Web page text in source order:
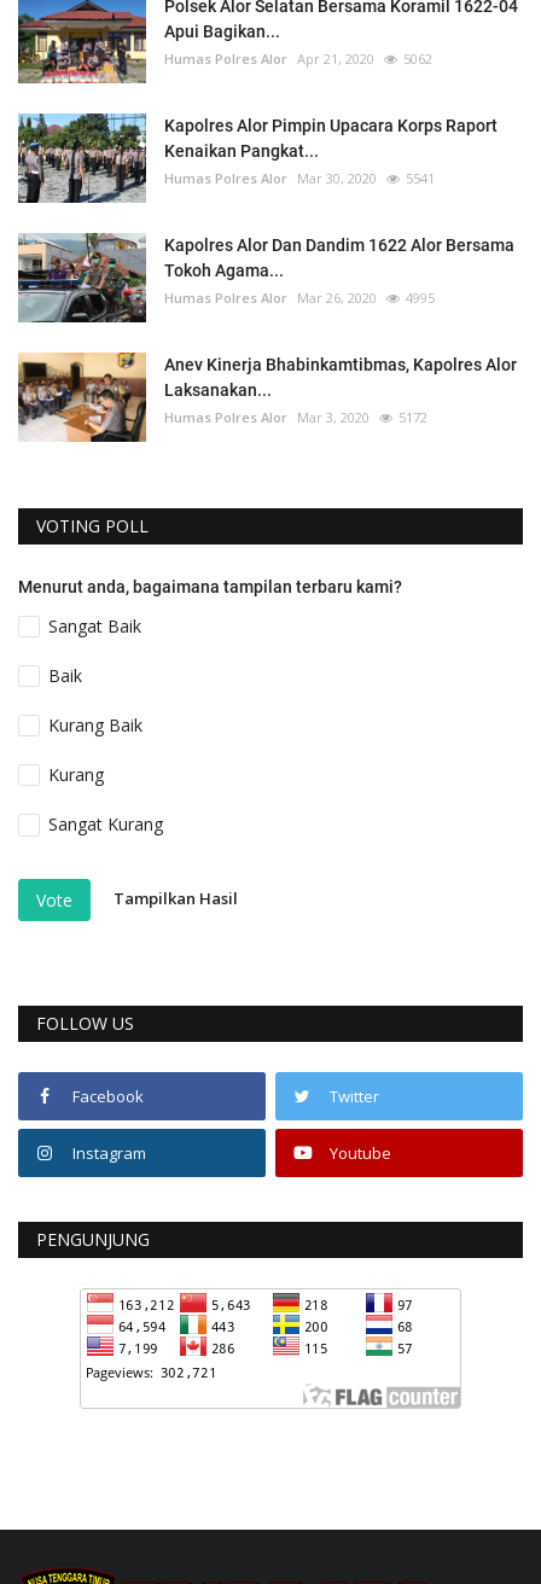
Polsek Alor Selatan Bersama Koramil 1622-04
Apui Bagikan...
Humas Polres Alor Apr 21, 2020 5062
Kapolres Alor Pimpin Upacara Korps Raport
Kenaikan Pangkat...
Humas Polres Alor Mar 30, 2020 5541
Kapolres Alor Dan Dandim 1622 Alor Bersama
Tokoh Agama...
Humas Polres Alor Mar 26, 2020 4995
Anev Kinerja Bhabinkamtibmas, Kapolres Alor
Laksanakan...
Humas Polres Alor Mar 3, 2020 5172
VOTING POLL
Menurut anda, bagaimana tampilan terbaru kami?
Sangat Baik
Baik
Kurang Baik
Kurang
Sangat Kurang
Vote Tampilkan Hasil
FOLLOW US
Facebook Twitter
Instagram Youtube
PENGUNJUNG